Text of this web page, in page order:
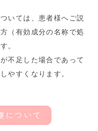
いては、患者様へご説
（有効成分の名称で処
。
不足した場合であって
やすくなります。
について